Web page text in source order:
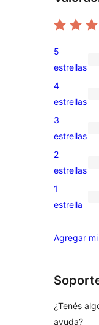
3
valoraciones
de
5
estrellas
5
estrellas
0
valoraciones
de
4
estrellas
4
estrellas
0
valoraciones
de
3
estrellas
3
estrellas
0
valoraciones
de
estrellas
2
estrellas
0
de
1
estrella
Agregar
¿Tenés
ayuda?